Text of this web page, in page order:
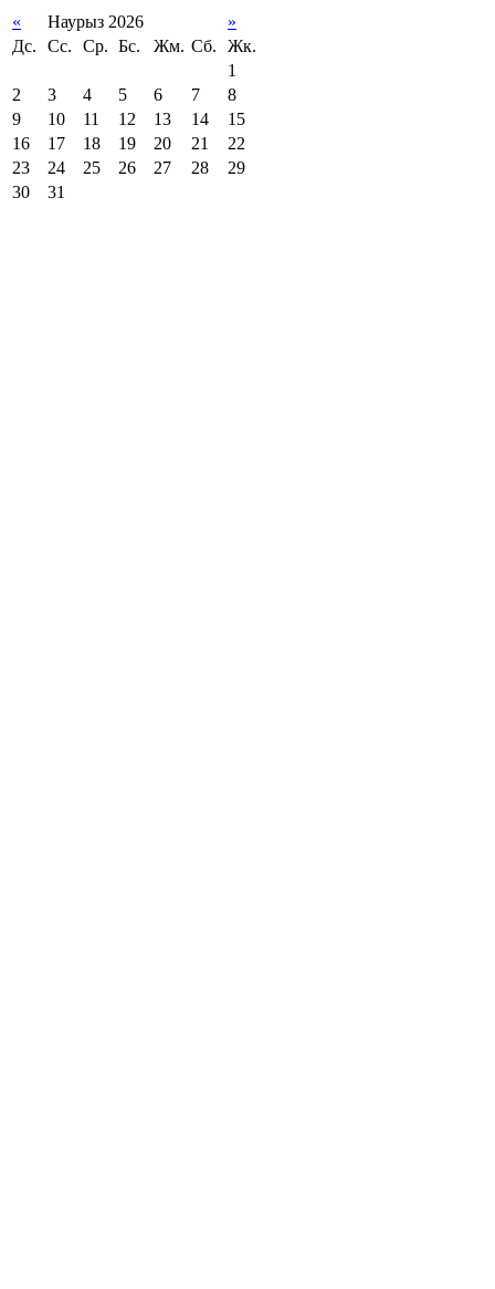
« Наурыз 2026
»
Дс.
Сс. Ср. Бс. Жм. Сб.
Жк.
1
2
3 4 5 6 7
8
9
10 11 12 13 14
15
16
17 18 19 20 21
22
23
24 25 26 27 28
29
30
31